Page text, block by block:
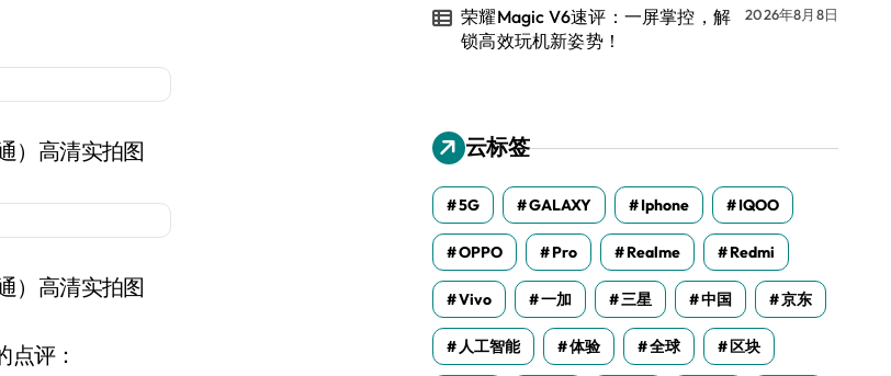
）高清实拍图
）高清实拍图
点评：
荣耀Magic V6速评：一屏掌控，解
锁高效玩机新姿势！
2026年8月8日
云标签
5G GALAXY Iphone IQOO
OPPO Pro Realme Redmi
Vivo 一加 三星 中国 京东
人工智能 体验 全球 区块